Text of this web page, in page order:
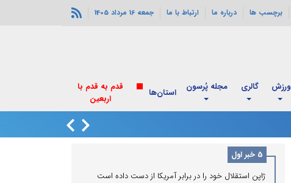
برچسب ها درباره ما ارتباط با ما جمعه 16 مرداد 1405
ورزش گالری مجله پُرسون استان‌ها
قدم به قدم با
اربعین
5 خبر اول
ژاپن استقلال خود را در برابر آمریکا از دست داده است